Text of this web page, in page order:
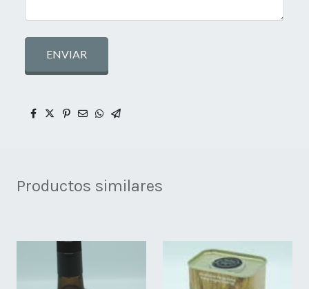
ENVIAR
Productos similares